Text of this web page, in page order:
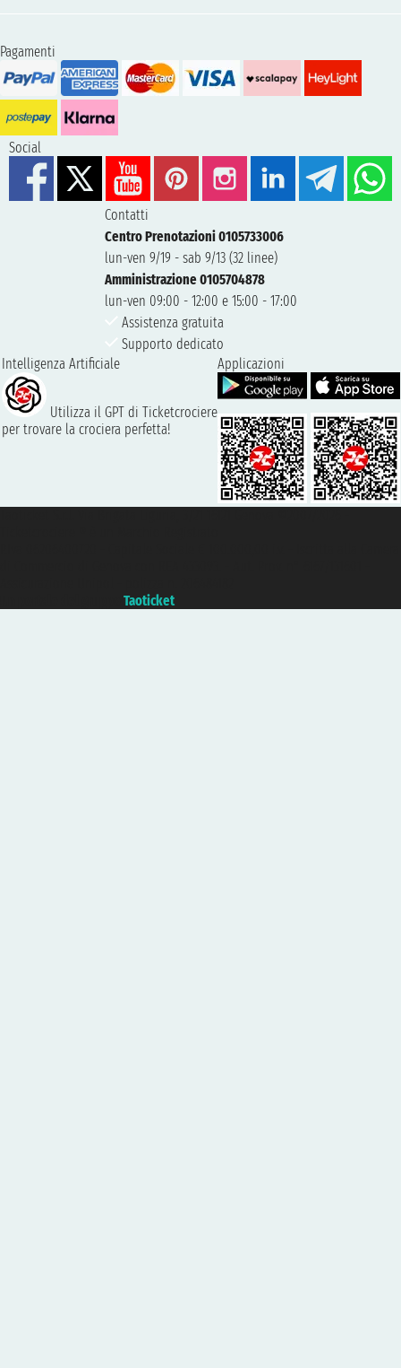
Pagamenti
Social
Contatti
Centro Prenotazioni 0105733006
lun-ven 9/19 - sab 9/13 (32 linee)
Amministrazione 0105704878
lun-ven 09:00 - 12:00 e 15:00 - 17:00
Assistenza gratuita
Supporto dedicato
Intelligenza Artificiale
Utilizza il GPT di Ticketcrociere
per trovare la crociera perfetta!
Applicazioni
Taoticket